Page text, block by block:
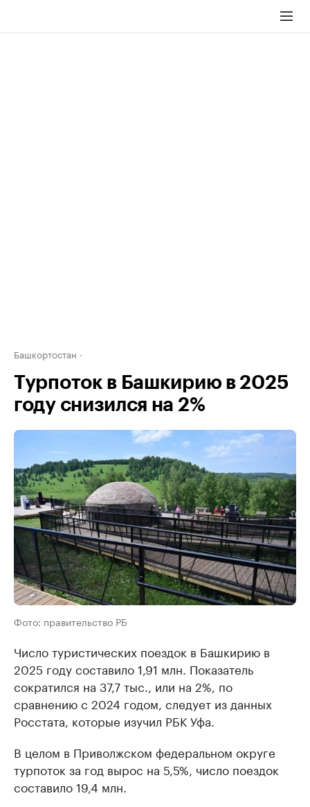
Башкортостан
Турпоток в Башкирию в 2025
году снизился на 2%
Фото: правительство РБ
Число туристических поездок в Башкирию в
2025 году составило 1,91 млн. Показатель
сократился на 37,7 тыс., или на 2%, по
сравнению с 2024 годом, следует из данных
Росстата, которые изучил РБК Уфа.
В целом в Приволжском федеральном округе
турпоток за год вырос на 5,5%, число поездок
составило 19,4 млн.